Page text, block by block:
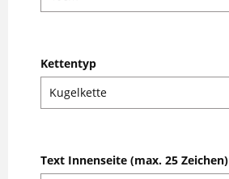
Kettentyp
Text Innenseite (max. 25 Zeichen)